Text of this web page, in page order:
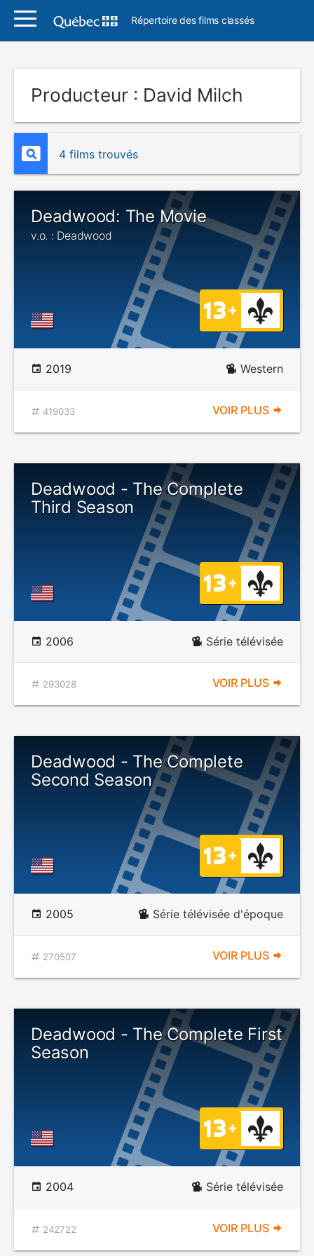
Répertoire des films classés
Producteur : David Milch
4 films trouvés
Deadwood: The Movie
v.o. : Deadwood
2019 Western
419033 VOIR PLUS
Deadwood - The Complete
Third Season
2006 Série télévisée
293028 VOIR PLUS
Deadwood - The Complete
Second Season
2005 Série télévisée d'époque
270507 VOIR PLUS
Deadwood - The Complete First
Season
2004 Série télévisée
242722 VOIR PLUS